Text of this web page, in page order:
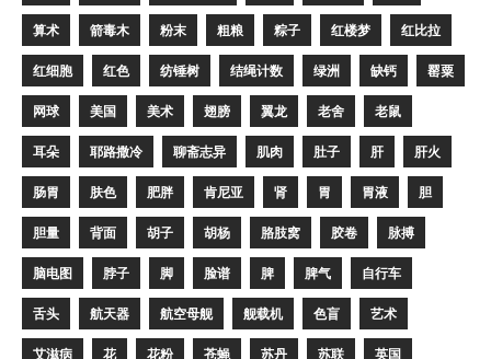
算术 箭毒木 粉末 粗粮 粽子 红楼梦 红比拉
红细胞 红色 纺锤树 结绳计数 绿洲 缺钙 罂粟
网球 美国 美术 翅膀 翼龙 老舍 老鼠
耳朵 耶路撒冷 聊斋志异 肌肉 肚子 肝 肝火
肠胃 肤色 肥胖 肯尼亚 肾 胃 胃液 胆
胆量 背面 胡子 胡杨 胳肢窝 胶卷 脉搏
脑电图 脖子 脚 脸谱 脾 脾气 自行车
舌头 航天器 航空母舰 舰载机 色盲 艺术
艾滋病 花 花粉 苍蝇 苏丹 苏联 英国